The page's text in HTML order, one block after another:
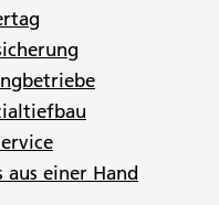
aus einer Hand